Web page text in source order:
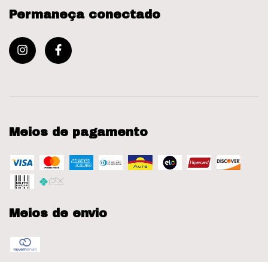
Permaneça conectado
Meios de pagamento
Meios de envio